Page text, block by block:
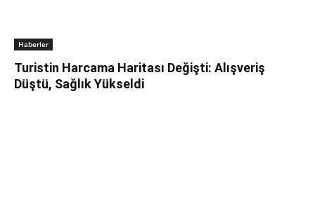
Haberler
Turistin Harcama Haritası Değişti: Alışveriş
Düştü, Sağlık Yükseldi